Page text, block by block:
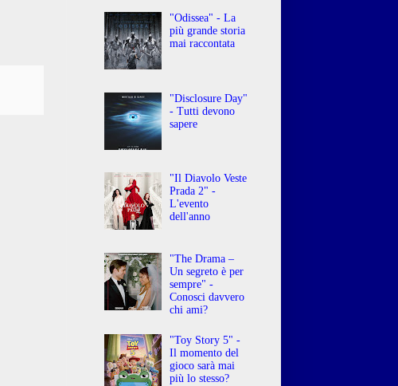
"Odissea" - La
più grande storia
mai raccontata
"Disclosure Day"
- Tutti devono
sapere
"Il Diavolo Veste
Prada 2" -
L'evento
dell'anno
"The Drama –
Un segreto è per
sempre" -
Conosci davvero
chi ami?
"Toy Story 5" -
Il momento del
gioco sarà mai
più lo stesso?